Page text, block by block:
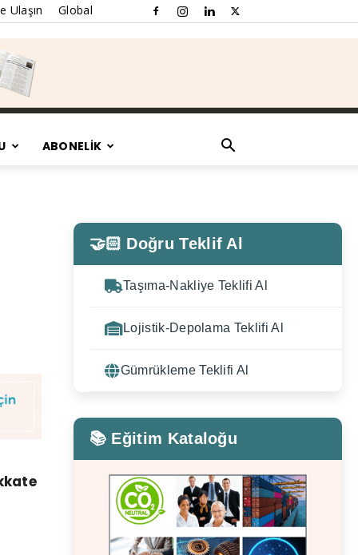
Ulaşın Global
ABONELİK
🤝🏻 Doğru Teklif Al
Taşıma-Nakliye Teklifi Al
Lojistik-Depolama Teklifi Al
Gümrükleme Teklifi Al
📚 Eğitim Kataloğu